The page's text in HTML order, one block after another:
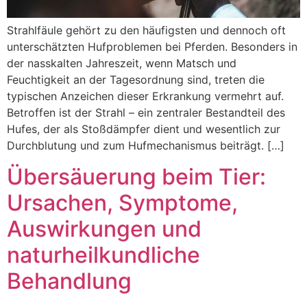
Strahlfäule gehört zu den häufigsten und dennoch oft
unterschätzten Hufproblemen bei Pferden. Besonders in
der nasskalten Jahreszeit, wenn Matsch und
Feuchtigkeit an der Tagesordnung sind, treten die
typischen Anzeichen dieser Erkrankung vermehrt auf.
Betroffen ist der Strahl – ein zentraler Bestandteil des
Hufes, der als Stoßdämpfer dient und wesentlich zur
Durchblutung und zum Hufmechanismus beiträgt. […]
Übersäuerung beim Tier:
Ursachen, Symptome,
Auswirkungen und
naturheilkundliche
Behandlung